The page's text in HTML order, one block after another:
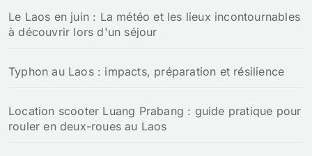
Le Laos en juin : La météo et les lieux incontournables
à découvrir lors d'un séjour
Typhon au Laos : impacts, préparation et résilience
Location scooter Luang Prabang : guide pratique pour
rouler en deux-roues au Laos